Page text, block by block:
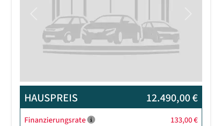
Previous
HAUSPREIS 12.490,00 €
Finanzierungsrate 133,00 €